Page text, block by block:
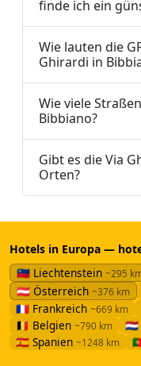
finde ich ein
Wie lauten die
Ghirardi in
Wie viele
Bibbiano?
Gibt es die Via
Orten?
Hotels in Europa —
🇱🇮 Liechtenstein ~295
🇦🇹 Österreich ~376 km
🇫🇷 Frankreich ~669 km
🇧🇪 Belgien ~790 km 🇳🇱
🇪🇸 Spanien ~1248 km